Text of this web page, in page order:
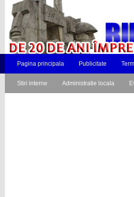
Pagina principala Publicitate
Stiri interne Administratie locala